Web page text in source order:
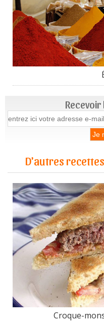
D'autres
Croque-